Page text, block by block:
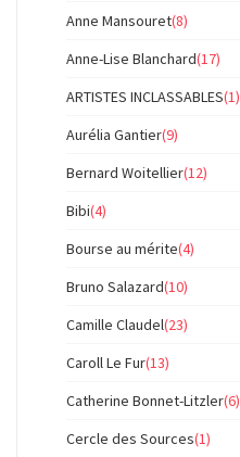
Anne Mansouret(8)
Anne-Lise Blanchard(17)
ARTISTES INCLASSABLES(1)
Aurélia Gantier(9)
Bernard Woitellier(12)
Bibi(4)
Bourse au mérite(4)
Bruno Salazard(10)
Camille Claudel(23)
Caroll Le Fur(13)
Catherine Bonnet-Litzler(6)
Cercle des Sources(1)